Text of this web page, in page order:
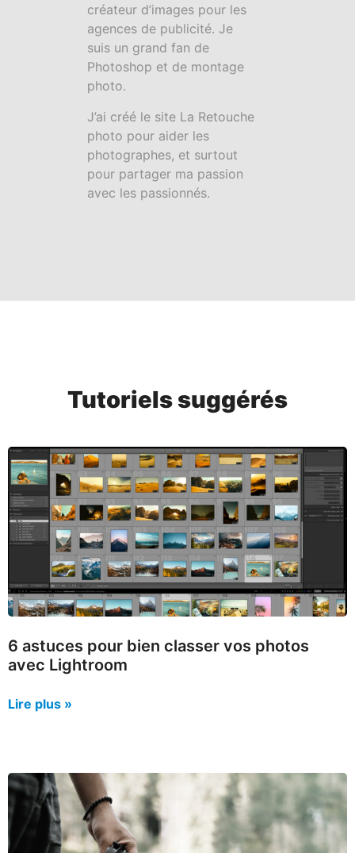
créateur d’images pour les
agences de publicité. Je
suis un grand fan de
Photoshop et de montage
photo.
J’ai créé le site La Retouche
photo pour aider les
photographes, et surtout
pour partager ma passion
avec les passionnés.
Tutoriels suggérés
6 astuces pour bien classer vos photos
avec Lightroom
Lire plus »